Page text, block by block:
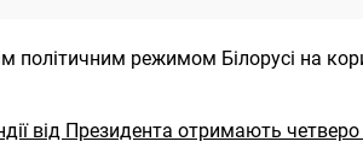
політичним режимом Білорусі на
від Президента отримають четверо